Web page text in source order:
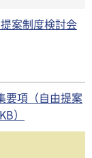
案制度検討会
項（自由提案
）